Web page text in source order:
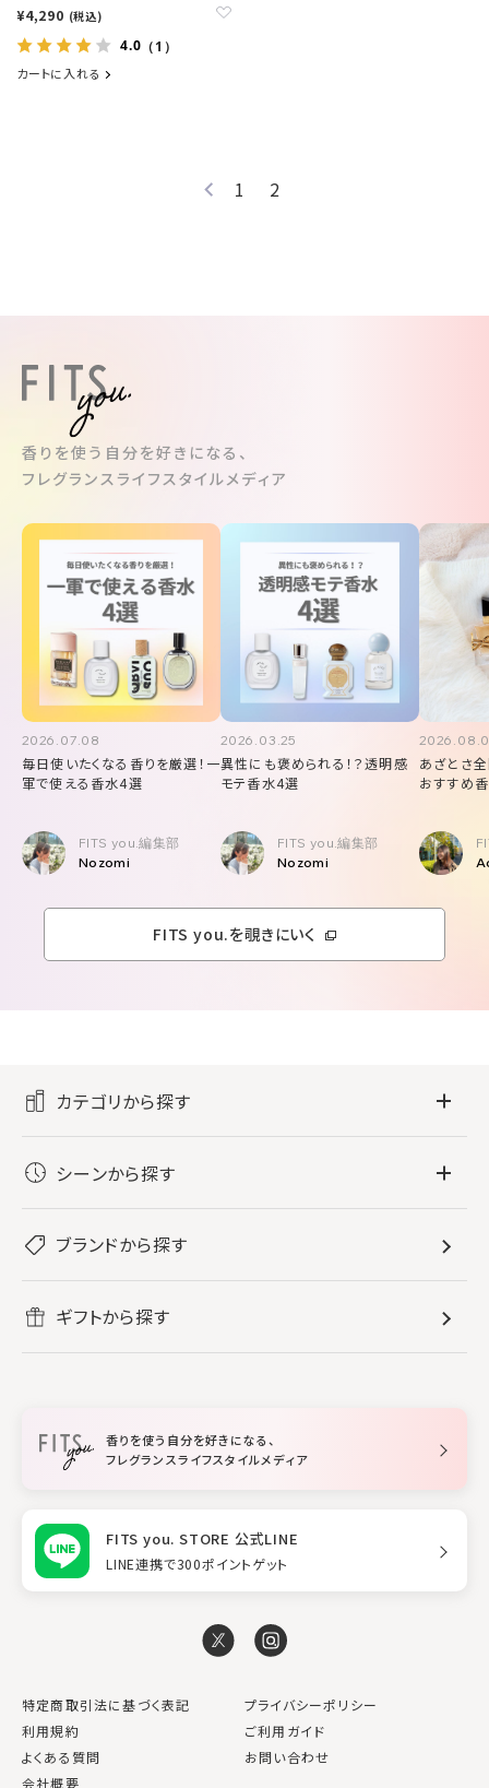
¥4,290 (税込)
4.0 （1）
カートに入れる
1 2
香りを使う自分を好きになる、
フレグランスライフスタイルメディア
2026.07.08
毎日使いたくなる香りを厳選！一
軍で使える香水4選
FITS you.編集部
Nozomi
2026.03.25
異性にも褒められる！？透明感
モテ香水4選
FITS you.編集部
Nozomi
あざとさ
おすすめ
FITS you.を覗きにいく
カテゴリから探す
レディース香水
メンズ香水
ボディミスト・スプレー
バス・ボディケア
すべてのバス・ボディケア
ボディ・ハンドクリーム
入浴剤
ホームフレグランス
ルームフレグランス
スタイリング
シーンから探す
リフレッシュしたい
ブランドから探す
ギフトから探す
香りを使う自分を好きになる、
フレグランスライフスタイルメディア
FITS you. STORE 公式LINE
LINE連携で300ポイントゲット
特定商取引法に基づく表記
プライバシーポリシー
利用規約
ご利用ガイド
よくある質問
お問い合わせ
会社概要